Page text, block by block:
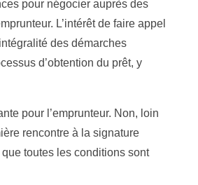
pour négocier auprès des
L’intérêt de faire appel
des démarches
d’obtention du prêt, y
pour l’emprunteur. Non, loin
rencontre à la signature
toutes les conditions sont